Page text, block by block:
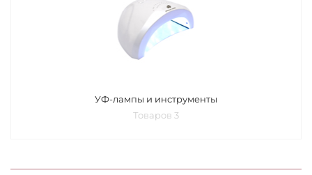
УФ-лампы и инструменты
Товаров 3